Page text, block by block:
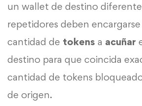
un wallet de destino
repetidores deben
cantidad de tokens a acuñar
destino para que coincida
cantidad de tokens
de origen.